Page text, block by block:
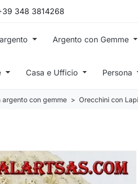
348 3814268
Argento con Gemme
Casa e Ufficio Persona
argento con gemme Orecchini con